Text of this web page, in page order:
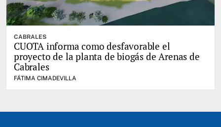
CABRALES
CUOTA informa como desfavorable el
proyecto de la planta de biogás de Arenas de
Cabrales
FÁTIMA CIMADEVILLA